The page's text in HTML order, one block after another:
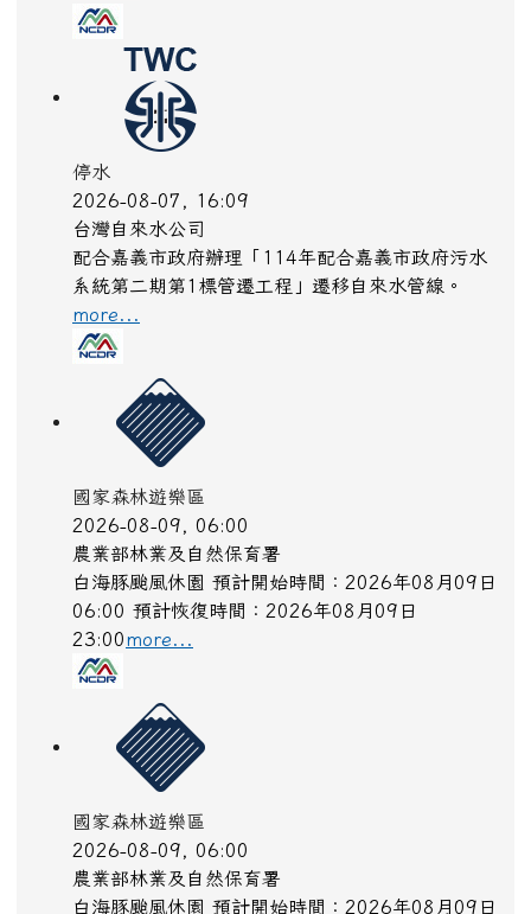
停水
2026-08-07, 16:09
台灣自來水公司
配合嘉義市政府辦理「114年配合嘉義市政府污水
系統第二期第1標管遷工程」遷移自來水管線。
more...
國家森林遊樂區
2026-08-09, 06:00
農業部林業及自然保育署
白海豚颱風休園 預計開始時間：2026年08月09日
06:00 預計恢復時間：2026年08月09日
23:00more...
國家森林遊樂區
2026-08-09, 06:00
農業部林業及自然保育署
白海豚颱風休園 預計開始時間：2026年08月09日